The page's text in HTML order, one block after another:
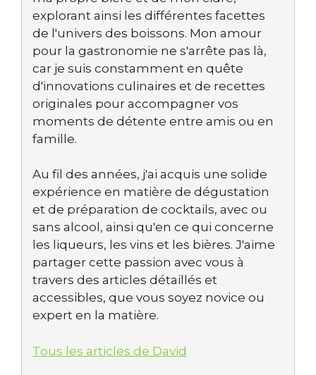
explorant ainsi les différentes facettes
de l'univers des boissons. Mon amour
pour la gastronomie ne s'arrête pas là,
car je suis constamment en quête
d'innovations culinaires et de recettes
originales pour accompagner vos
moments de détente entre amis ou en
famille.
Au fil des années, j'ai acquis une solide
expérience en matière de dégustation
et de préparation de cocktails, avec ou
sans alcool, ainsi qu'en ce qui concerne
les liqueurs, les vins et les bières. J'aime
partager cette passion avec vous à
travers des articles détaillés et
accessibles, que vous soyez novice ou
expert en la matière.
Tous les articles de David